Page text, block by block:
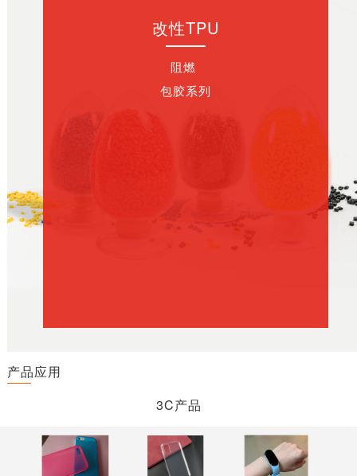
改性TPU
阻燃
包胶系列
产品应用
3C产品